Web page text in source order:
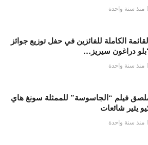
منذ سنة واحدة
الكاملة للفائزين في حفل توزيع جوائز
دراغون سيريز…
منذ سنة واحدة
فيلم “الجاسوسة” للممثلة سونغ هاي
يثير شائعات
منذ سنة واحدة